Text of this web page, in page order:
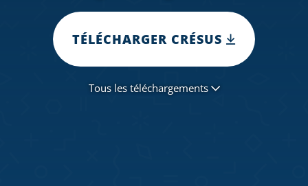
TÉLÉCHARGER CRÉSUS
Tous les téléchargements